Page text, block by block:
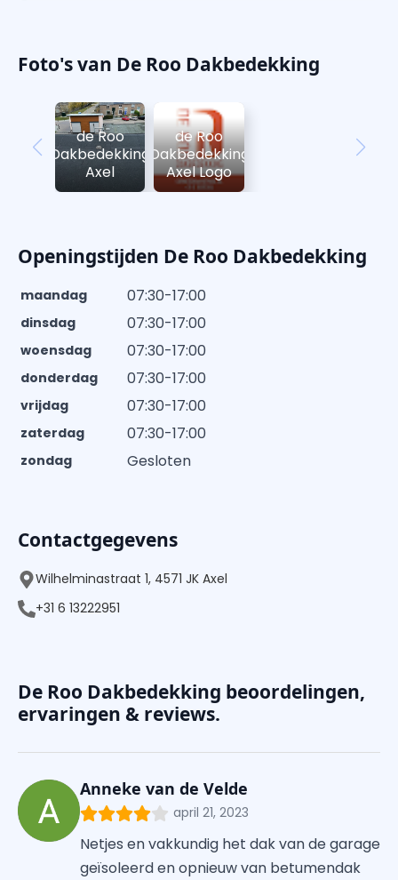
Foto's van De Roo Dakbedekking
de Roo
Dakbedekking
Axel
de Roo
Dakbedekking
Axel Logo
Openingstijden De Roo Dakbedekking
maandag 07:30-17:00
dinsdag 07:30-17:00
woensdag 07:30-17:00
donderdag 07:30-17:00
vrijdag 07:30-17:00
zaterdag 07:30-17:00
zondag Gesloten
Contactgegevens
Wilhelminastraat 1, 4571 JK Axel
+31 6 13222951
De Roo Dakbedekking beoordelingen,
ervaringen & reviews.
Anneke van de Velde
april 21, 2023
Netjes en vakkundig het dak van de garage
geïsoleerd en opnieuw van betumendak